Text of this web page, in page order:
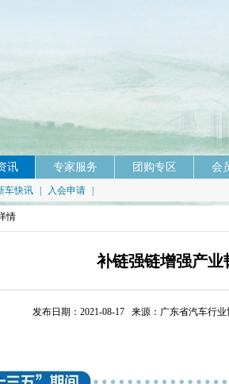
讯 专家服务 团购专区 会
车快讯 入会申请
情
补链强链增强产业
发布日期：2021-08-17 来源：广东省汽车行